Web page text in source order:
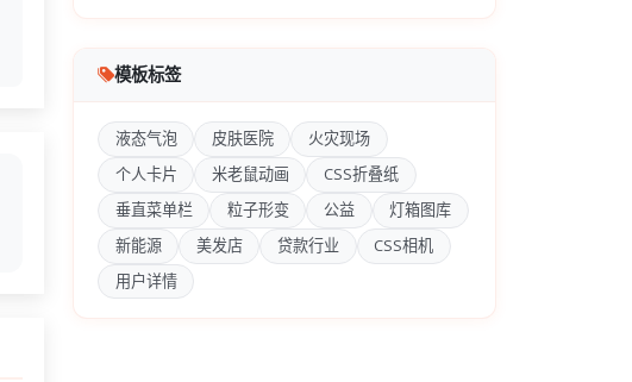
模板标签
液态气泡 皮肤医院
火灾现场
个人卡片
米老鼠动画
CSS折叠纸
垂直菜单栏
粒子形变 公益
灯箱图库
新能源
美发店 贷款行业
CSS相机
用户详情